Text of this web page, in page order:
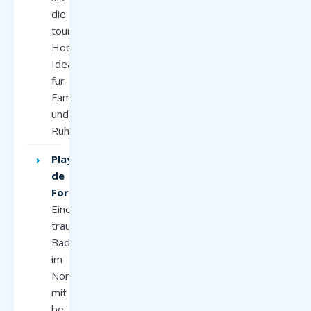
die
touristischen
Hochburgen.
Ideal
für
Familien
und
Ruhesucher.
Playa
de
Formentor:
Eine
traumhafte
Badebucht
im
Norden
mit